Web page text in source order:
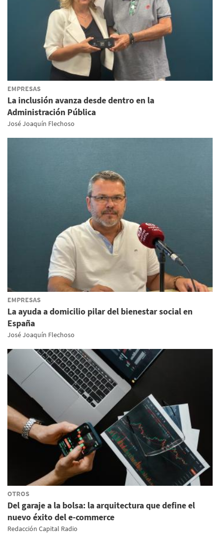
EMPRESAS
La inclusión avanza desde dentro en la
Administración Pública
José Joaquín Flechoso
EMPRESAS
La ayuda a domicilio pilar del bienestar social en
España
José Joaquín Flechoso
OTROS
Del garaje a la bolsa: la arquitectura que define el
nuevo éxito del e-commerce
Redacción Capital Radio